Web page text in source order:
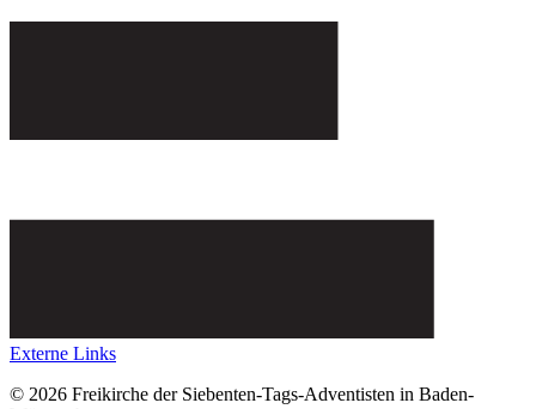
Externe Links
© 2026 Freikirche der Siebenten-Tags-Adventisten in Baden-